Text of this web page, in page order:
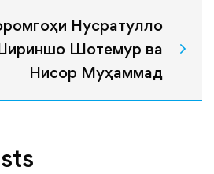
Нусратулло
Шотемур ва
Нисор Муҳаммад